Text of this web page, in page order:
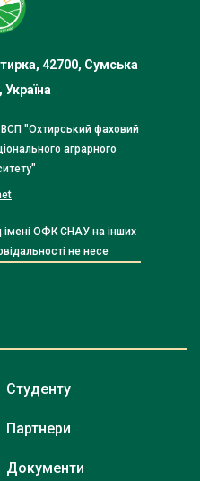
42700, Сумська
"Охтирський фаховий
аграрного
імені ОФК СНАУ на інших
не несе
Студенту
Партнери
Документи